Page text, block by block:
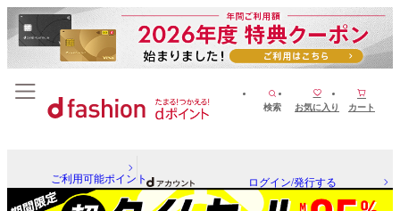
検索 お気に入り カート
ご利用可能ポイント ログイン/発行する